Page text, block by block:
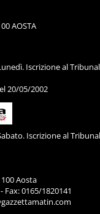
AOSTA
Iscrizione al
20/05/2002
Iscrizione al
Aosta
Fax: 0165/1820141